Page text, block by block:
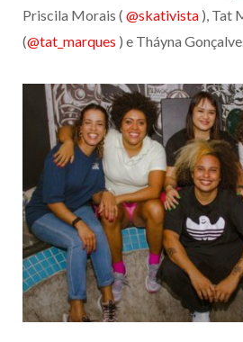
Priscila Morais ( @skativista ), Tat
(@tat_marques ) e Tháyna